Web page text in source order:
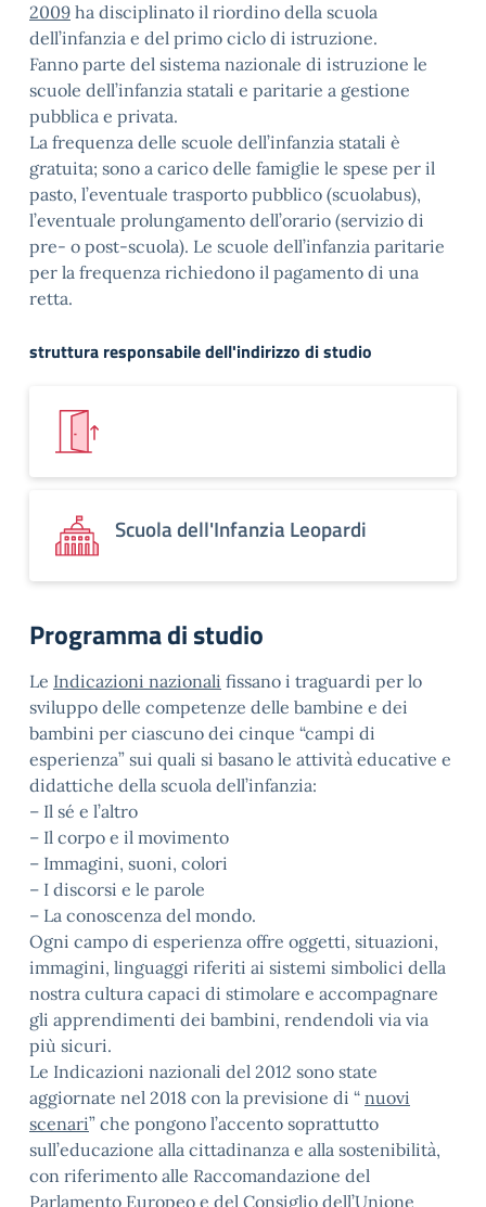
2009 ha disciplinato il riordino della scuola
dell’infanzia e del primo ciclo di istruzione.
Fanno parte del sistema nazionale di istruzione le
scuole dell’infanzia statali e paritarie a gestione
pubblica e privata.
La frequenza delle scuole dell’infanzia statali è
gratuita; sono a carico delle famiglie le spese per il
pasto, l’eventuale trasporto pubblico (scuolabus),
l’eventuale prolungamento dell’orario (servizio di
pre- o post-scuola). Le scuole dell’infanzia paritarie
per la frequenza richiedono il pagamento di una
retta.
struttura responsabile dell'indirizzo di studio
Scuola dell'Infanzia Leopardi
Programma di studio
Le Indicazioni nazionali fissano i traguardi per lo
sviluppo delle competenze delle bambine e dei
bambini per ciascuno dei cinque “campi di
esperienza” sui quali si basano le attività educative e
didattiche della scuola dell’infanzia:
– Il sé e l’altro
– Il corpo e il movimento
– Immagini, suoni, colori
– I discorsi e le parole
– La conoscenza del mondo.
Ogni campo di esperienza offre oggetti, situazioni,
immagini, linguaggi riferiti ai sistemi simbolici della
nostra cultura capaci di stimolare e accompagnare
gli apprendimenti dei bambini, rendendoli via via
più sicuri.
Le Indicazioni nazionali del 2012 sono state
aggiornate nel 2018 con la previsione di “ nuovi
scenari” che pongono l’accento soprattutto
sull’educazione alla cittadinanza e alla sostenibilità,
con riferimento alle Raccomandazione del
Parlamento Europeo e del Consiglio dell’Unione